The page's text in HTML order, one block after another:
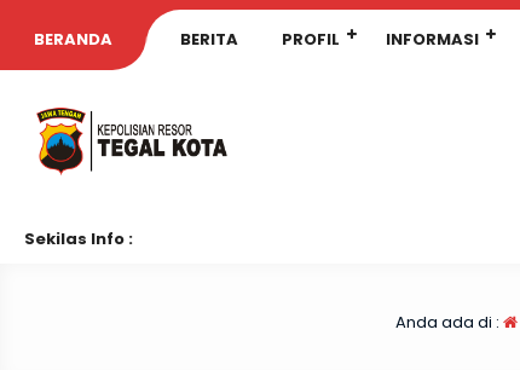
BERANDA BERITA PROFIL INFORMASI
Sekilas Info :
Anda ada di :